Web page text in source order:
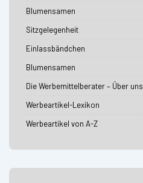
Blumensamen
Sitzgelegenheit
Einlassbändchen
Blumensamen
Die Werbemittelberater – Über uns
Werbeartikel-Lexikon
Werbeartikel von A-Z